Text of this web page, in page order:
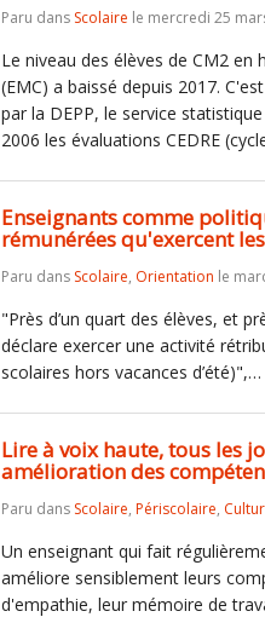
Paru dans Scolaire le mercredi 25
Le niveau des élèves de CM2
(EMC) a baissé depuis 2017.
par la DEPP, le service
2006 les évaluations CEDRE
Enseignants comme
rémunérées qu'exercent
Paru dans Scolaire, Orientation le
"Près d’un quart des élèves, et
déclare exercer une activité
scolaires hors vacances d’été)",…
Lire à voix haute, tous les
amélioration des
Paru dans Scolaire, Périscolaire,
Un enseignant qui fait
améliore sensiblement leurs
d'empathie, leur mémoire de